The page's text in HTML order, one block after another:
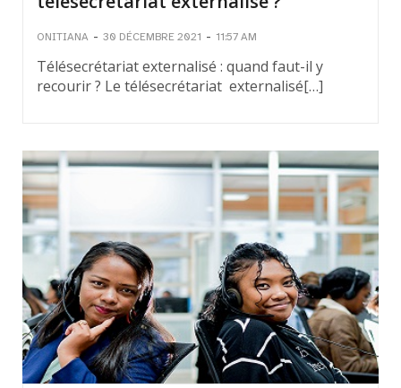
ONITIANA - 30 DÉCEMBRE 2021 - 11:57 AM
Télésecrétariat externalisé : quand faut-il y
recourir ? Le télésecrétariat externalisé[…]